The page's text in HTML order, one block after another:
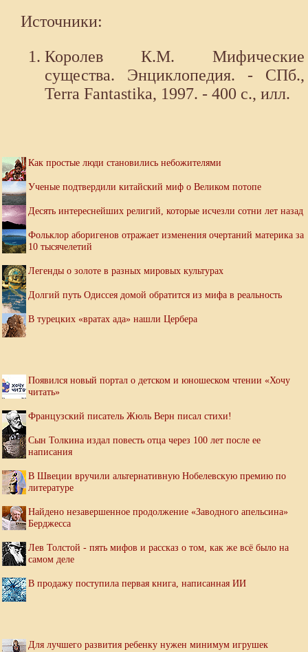
Источники:
Королев К.М. Мифические
существа. Энциклопедия. - СПб.,
Terra Fantastika, 1997. - 400 с., илл.
Как простые люди становились небожителями
Ученые подтвердили китайский миф о Великом потопе
Десять интереснейших религий, которые исчезли сотни лет назад
Фольклор аборигенов отражает изменения очертаний материка за
10 тысячелетий
Легенды о золоте в разных мировых культурах
Долгий путь Одиссея домой обратится из мифа в реальность
В турецких «вратах ада» нашли Цербера
Появился новый портал о детском и юношеском чтении «Хочу
читать»
Французский писатель Жюль Верн писал стихи!
Сын Толкина издал повесть отца через 100 лет после ее
написания
В Швеции вручили альтернативную Нобелевскую премию по
литературе
Найдено незавершенное продолжение «Заводного апельсина»
Берджесса
Лев Толстой - пять мифов и рассказ о том, как же всё было на
самом деле
В продажу поступила первая книга, написанная ИИ
Для лучшего развития ребенку нужен минимум игрушек